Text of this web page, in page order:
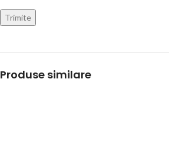
Produse similare